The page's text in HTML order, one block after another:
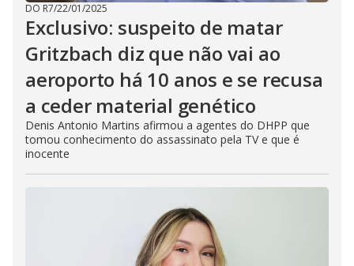
DO R7/22/01/2025
Exclusivo: suspeito de matar
Gritzbach diz que não vai ao
aeroporto há 10 anos e se recusa
a ceder material genético
Denis Antonio Martins afirmou a agentes do DHPP que
tomou conhecimento do assassinato pela TV e que é
inocente